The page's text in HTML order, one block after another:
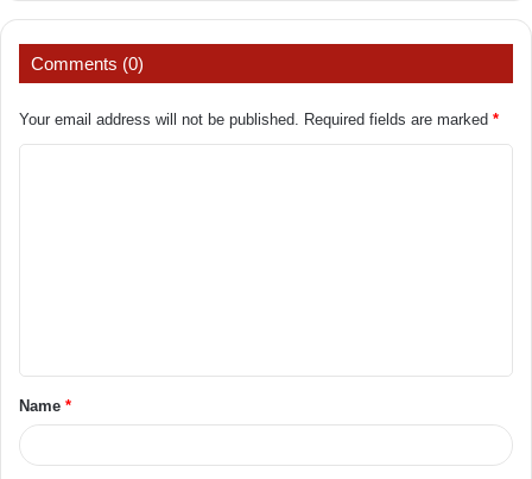
Comments (0)
Your email address will not be published. Required fields are marked *
t
*Name *